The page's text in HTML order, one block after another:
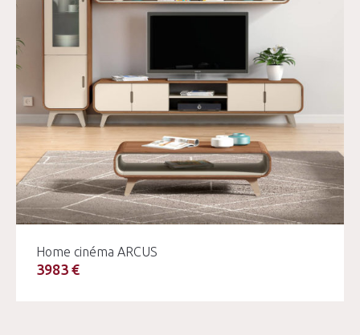
Home cinéma ARCUS
3983 €